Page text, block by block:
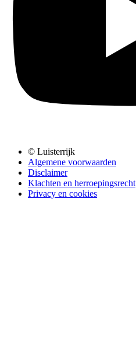
© Luisterrijk
Algemene voorwaarden
Disclaimer
Klachten en herroepingsrecht
Privacy en cookies